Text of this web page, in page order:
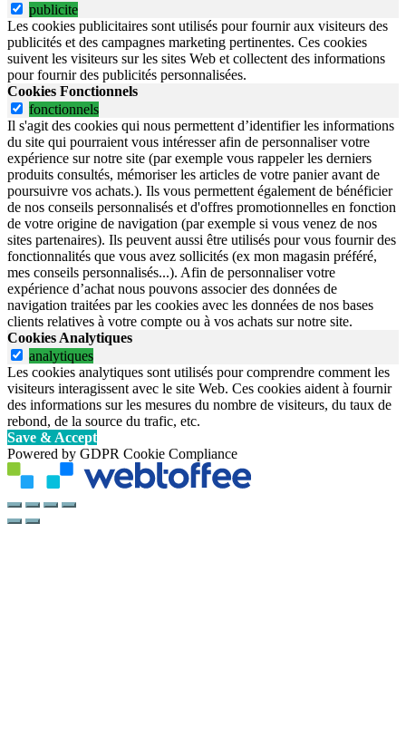
publicite
Les cookies publicitaires sont utilisés pour fournir aux visiteurs des
publicités et des campagnes marketing pertinentes. Ces cookies
suivent les visiteurs sur les sites Web et collectent des informations
pour fournir des publicités personnalisées.
Cookies Fonctionnels
fonctionnels
Il s'agit des cookies qui nous permettent d’identifier les informations
du site qui pourraient vous intéresser afin de personnaliser votre
expérience sur notre site (par exemple vous rappeler les derniers
produits consultés, mémoriser les articles de votre panier avant de
poursuivre vos achats.). Ils vous permettent également de bénéficier
de nos conseils personnalisés et d'offres promotionnelles en fonction
de votre origine de navigation (par exemple si vous venez de nos
sites partenaires). Ils peuvent aussi être utilisés pour vous fournir des
fonctionnalités que vous avez sollicités (ex mon magasin préféré,
mes conseils personnalisés...). Afin de personnaliser votre
expérience d’achat nous pouvons associer des données de
navigation traitées par les cookies avec les données de nos bases
clients relatives à votre compte ou à vos achats sur notre site.
Cookies Analytiques
analytiques
Les cookies analytiques sont utilisés pour comprendre comment les
visiteurs interagissent avec le site Web. Ces cookies aident à fournir
des informations sur les mesures du nombre de visiteurs, du taux de
rebond, de la source du trafic, etc.
Save & Accept
Powered by GDPR Cookie Compliance